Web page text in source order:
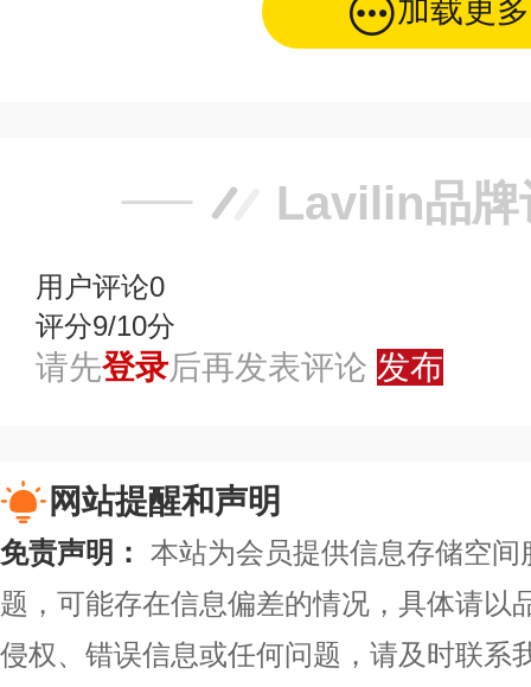
加载更多
Lavilin品牌
用户评论0
评分9/10分
请先登录后再发表评论 发布
网站提醒和声明
免责声明： 本站为会员提供信息存储空
题，可能存在信息偏差的情况，具体请以
侵权、错误信息或任何问题，请及时联系